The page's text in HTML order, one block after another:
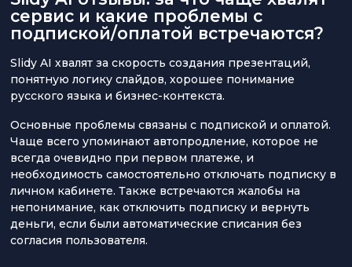
сервис и какие проблемы с
подпиской/оплатой встречаются?
Slidy AI хвалят за скорость создания презентаций,
понятную логику слайдов, хорошее понимание
русского языка и бизнес-контекста.
Основные проблемы связаны с подпиской и оплатой.
Чаще всего упоминают автопродление, которое не
всегда очевидно при первом платеже, и
необходимость самостоятельно отключать подписку в
личном кабинете. Также встречаются жалобы на
непонимание, как отключить подписку и вернуть
деньги, если были автоматические списания без
согласия пользователя.